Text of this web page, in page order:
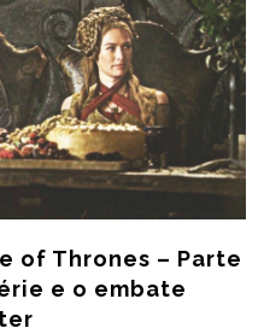
of Thrones – Parte
e o embate